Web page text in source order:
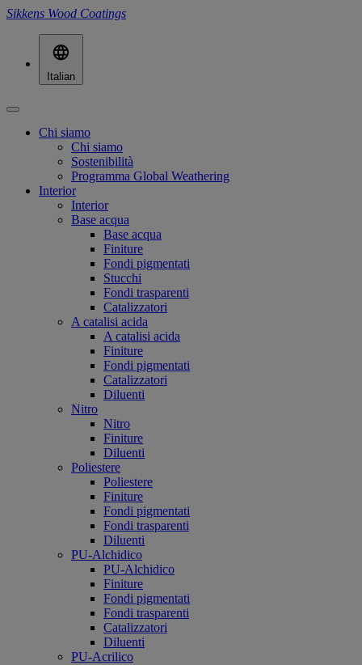
Sikkens Wood Coatings
Italian
Chi siamo
Chi siamo
Sostenibilità
Programma Global Weathering
Interior
Interior
Base acqua
Base acqua
Finiture
Fondi pigmentati
Stucchi
Fondi trasparenti
Catalizzatori
A catalisi acida
A catalisi acida
Finiture
Fondi pigmentati
Catalizzatori
Diluenti
Nitro
Nitro
Finiture
Diluenti
Poliestere
Poliestere
Finiture
Fondi pigmentati
Fondi trasparenti
Diluenti
PU-Alchidico
PU-Alchidico
Finiture
Fondi pigmentati
Fondi trasparenti
Catalizzatori
Diluenti
PU-Acrilico